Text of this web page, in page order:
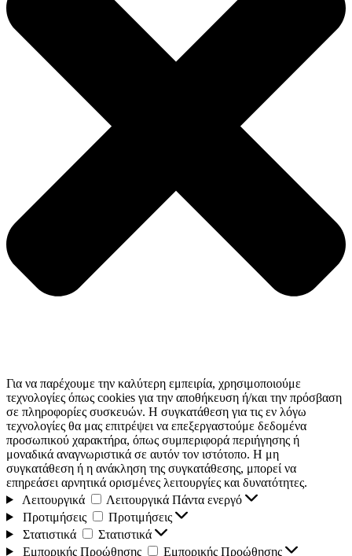
Για να παρέχουμε την καλύτερη εμπειρία, χρησιμοποιούμε
τεχνολογίες όπως cookies για την αποθήκευση ή/και την πρόσβαση
σε πληροφορίες συσκευών. Η συγκατάθεση για τις εν λόγω
τεχνολογίες θα μας επιτρέψει να επεξεργαστούμε δεδομένα
προσωπικού χαρακτήρα, όπως συμπεριφορά περιήγησης ή
μοναδικά αναγνωριστικά σε αυτόν τον ιστότοπο. Η μη
συγκατάθεση ή η ανάκληση της συγκατάθεσης, μπορεί να
επηρεάσει αρνητικά ορισμένες λειτουργίες και δυνατότητες.
Λειτουργικά
Λειτουργικά Πάντα ενεργό
Προτιμήσεις
Προτιμήσεις
Στατιστικά
Στατιστικά
Εμπορικής Προώθησης
Εμπορικής Προώθησης